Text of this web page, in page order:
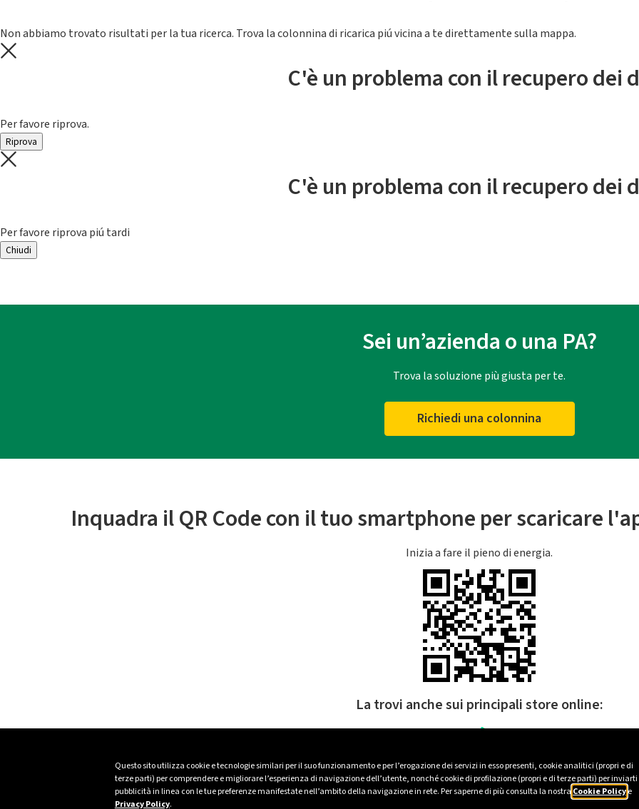
Questo sito utilizza cookie e tecnologie similari per il suo funzionamento e per l’erogazione dei servizi in esso presenti, cookie analitici (propri e di
terze parti) per comprendere e migliorare l’esperienza di navigazione dell’utente, nonché cookie di profilazione (propri e di terze parti) per inviarti
pubblicità in linea con le tue preferenze manifestate nell’ambito della navigazione in rete. Per saperne di più consulta la nostra Cookie Policye
Privacy Policy.
Non abbiamo trovato risultati per la tua ricerca. Trova la colonnina di ricarica piú vicina a te direttamente sulla mappa.
C'è un problema con il recupero dei
Per favore riprova.
Riprova
C'è un problema con il recupero dei
Per favore riprova piú tardi
Chiudi
Sei un’azienda o una PA?
Trova la soluzione più giusta per te.
Richiedi una colonnina
Inquadra il QR Code con il tuo smartphone per scaricare
Inizia a fare il pieno di energia.
La trovi anche sui principali store online: